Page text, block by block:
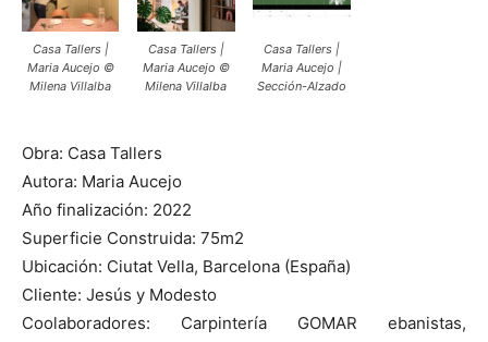
Casa Tallers |
Maria Aucejo ©
Milena Villalba
Casa Tallers |
Maria Aucejo ©
Milena Villalba
Casa Tallers |
Maria Aucejo |
Sección-Alzado
Obra: Casa Tallers
Autora: Maria Aucejo
Año finalización: 2022
Superficie Construida: 75m2
Ubicación: Ciutat Vella, Barcelona (España)
Cliente: Jesús y Modesto
Coolaboradores: Carpintería GOMAR ebanistas,